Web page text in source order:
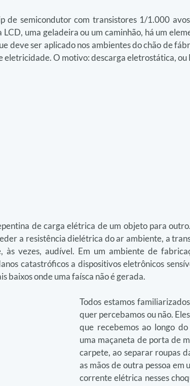
de semicondutor com transistores 1/1.000
LCD, uma geladeira ou um caminhão, há um
deve ser aplicado nos ambientes do chão de
eletricidade. O motivo: descarga eletrostática, ou
de carga elétrica de um objeto para
a resistência dielétrica do ar ambiente, a
às vezes, audível. Em um ambiente de
catastróficos a dispositivos eletrônicos
baixos onde uma faísca não é gerada.
Todos estamos
quer percebamos ou não.
que recebemos ao longo
uma maçaneta de porta de
carpete, ao separar roupas
as mãos de outra pessoa em
corrente elétrica nesses